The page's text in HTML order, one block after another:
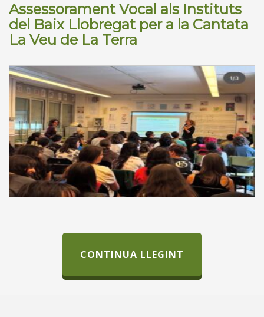
Assessorament Vocal als Instituts
del Baix Llobregat per a la Cantata
La Veu de La Terra
CONTINUA LLEGINT